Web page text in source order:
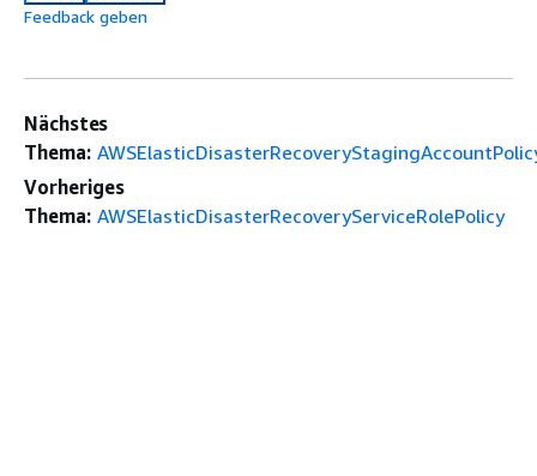
Feedback geben
Nächstes
Thema:
Vorheriges
Thema: AWSElasticDisasterRecoveryServiceRolePolicy